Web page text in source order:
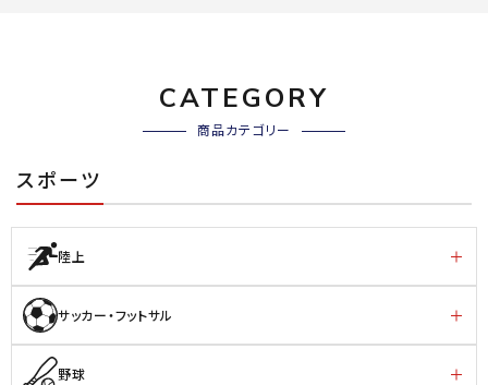
CATEGORY
商品カテゴリー
スポーツ
陸上
サッカー・フットサル
野球